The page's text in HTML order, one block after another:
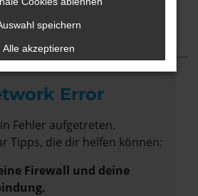
Nordenham
Error
Fehler aufgetreten.
Tipps, die dir helfen können:
Firewall und deine
speichern
Alle akzeptieren